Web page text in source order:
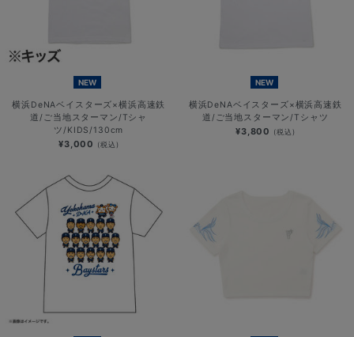
NEW
横浜DeNAベイスターズ×横浜高速鉄
道/ご当地スターマン/Tシャ
ツ/KIDS/130cm
¥3,000 (税込)
NEW
横浜DeNAベイスターズ×横浜高速鉄
道/ご当地スターマン/Tシャツ
¥3,800 (税込)